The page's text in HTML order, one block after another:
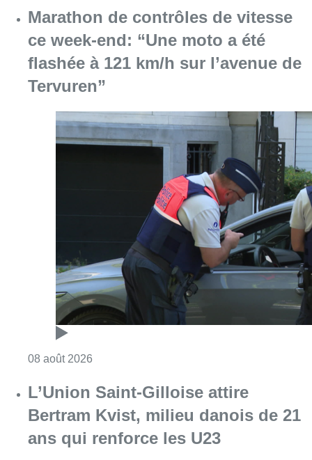
Consulter l'article "Marathon de contrôles
L’Union Saint-Gilloise attire
Bertram Kvist, milieu danois de 21
ans qui renforce les U23